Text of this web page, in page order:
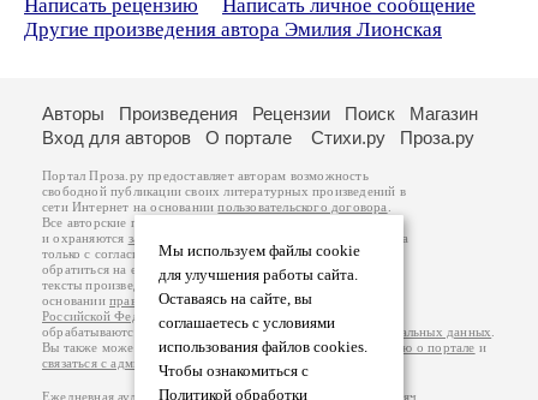
Написать рецензию
Написать личное сообщение
Другие произведения автора Эмилия Лионская
Мы используем файлы cookie
для улучшения работы сайта.
Оставаясь на сайте, вы
соглашаетесь с условиями
использования файлов cookies.
Чтобы ознакомиться с
Политикой обработки
Авторы Произведения Рецензии Поиск
Магазин
Вход для авторов
О портале Стихи.ру Проза.ру
Портал Проза.ру предоставляет авторам возможность
свободной публикации своих литературных произведений в
сети Интернет на основаниипользовательского договора
Все авторские права на произведения принадлежат авторам
и охраняются законом
. Перепечатка произведений возможна
только с согласия его автора, к которому вы можете
обратиться на его авторской странице. Ответственность за
тексты произведений авторы несут самостоятельно на
основанииправил публикацииизаконодательства
Российской Федерации
обрабатываются на основанииПолитики обработки персональных данных
Вы также можете посмотреть более подробнуюинформацию о портале и
связаться с администрацией
Ежедневная аудитория портала Проза.ру – порядка 100 тысяч